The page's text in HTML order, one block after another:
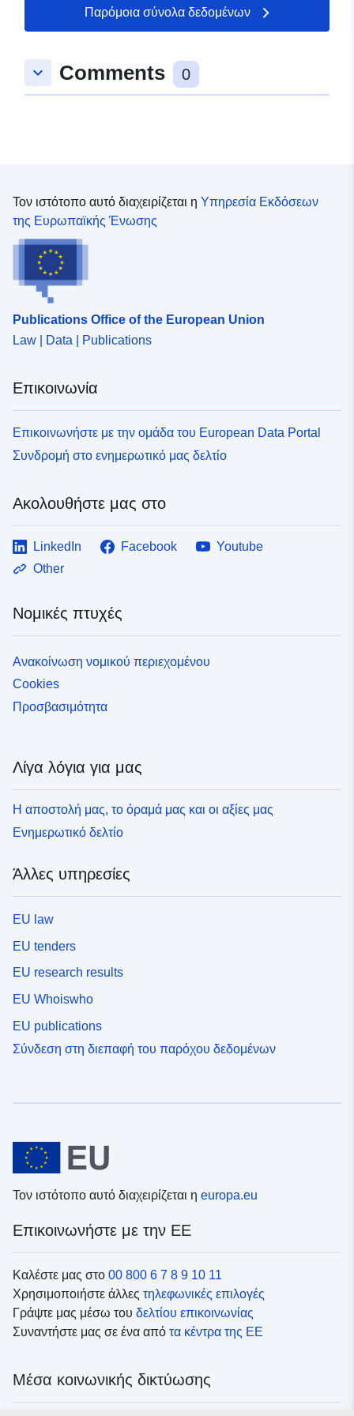
2017-dtm
Παρόμοια σύνολα δεδομένων
keyboard_arrow_down Comments 0
Τον ιστότοπο αυτό διαχειρίζεται η Υπηρεσία Εκδόσεων
της Ευρωπαϊκής Ένωσης
Publications Office of the European Union
Law | Data | Publications
Επικοινωνία
Επικοινωνήστε με την ομάδα του European Data Portal
Συνδρομή στο ενημερωτικό μας δελτίο
Ακολουθήστε μας στο
LinkedIn Facebook
Youtube
Other
Νομικές πτυχές
Ανακοίνωση νομικού περιεχομένου
Cookies
Προσβασιμότητα
Λίγα λόγια για μας
Η αποστολή μας, το όραμά μας και οι αξίες μας
Ενημερωτικό δελτίο
Άλλες υπηρεσίες
EU law
EU tenders
EU research results
EU Whoiswho
EU publications
Σύνδεση στη διεπαφή του παρόχου δεδομένων
Τον ιστότοπο αυτό διαχειρίζεται η europa.eu
Επικοινωνήστε με την ΕΕ
Καλέστε μας στο 00 800 6 7 8 9 10 11
Χρησιμοποιήστε άλλες τηλεφωνικές επιλογές
Γράψτε μας μέσω του δελτίου επικοινωνίας
Συναντήστε μας σε ένα από τα κέντρα της ΕΕ
Μέσα κοινωνικής δικτύωσης